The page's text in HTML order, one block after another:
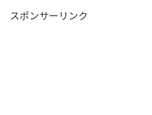
スポンサーリンク